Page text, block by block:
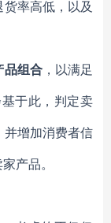
率高低，以及
品组合，以满足
于此，判定卖
增加消费者信
产品。